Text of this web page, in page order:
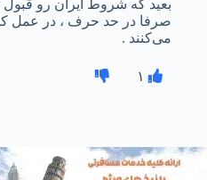
بعید که شروط ایران رو قبول
صرفا در حد حرف ، در عمل
می‌کنند .
۱